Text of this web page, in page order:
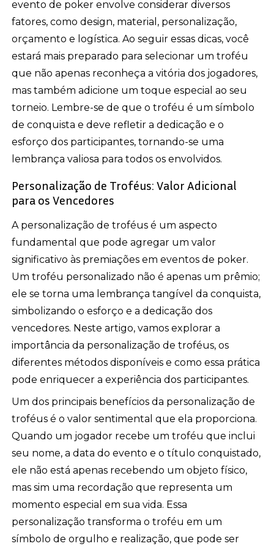
evento de poker envolve considerar diversos
fatores, como design, material, personalização,
orçamento e logística. Ao seguir essas dicas, você
estará mais preparado para selecionar um troféu
que não apenas reconheça a vitória dos jogadores,
mas também adicione um toque especial ao seu
torneio. Lembre-se de que o troféu é um símbolo
de conquista e deve refletir a dedicação e o
esforço dos participantes, tornando-se uma
lembrança valiosa para todos os envolvidos.
Personalização de Troféus: Valor Adicional
para os Vencedores
A personalização de troféus é um aspecto
fundamental que pode agregar um valor
significativo às premiações em eventos de poker.
Um troféu personalizado não é apenas um prêmio;
ele se torna uma lembrança tangível da conquista,
simbolizando o esforço e a dedicação dos
vencedores. Neste artigo, vamos explorar a
importância da personalização de troféus, os
diferentes métodos disponíveis e como essa prática
pode enriquecer a experiência dos participantes.
Um dos principais benefícios da personalização de
troféus é o valor sentimental que ela proporciona.
Quando um jogador recebe um troféu que inclui
seu nome, a data do evento e o título conquistado,
ele não está apenas recebendo um objeto físico,
mas sim uma recordação que representa um
momento especial em sua vida. Essa
personalização transforma o troféu em um
símbolo de orgulho e realização, que pode ser